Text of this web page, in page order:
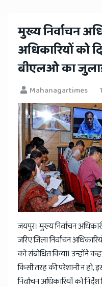
​मुख्य निर्वाचन
अधिकारियों को
बीएलओ का जुलाई
Mahanagartimes
जयपुर। मुख्य निर्वाचन
जरिए जिला निर्वाचन
को संबोधित किया। उन्होंने
किसी तरह की परेशानी न हो,
निर्वाचन अधिकारियों को